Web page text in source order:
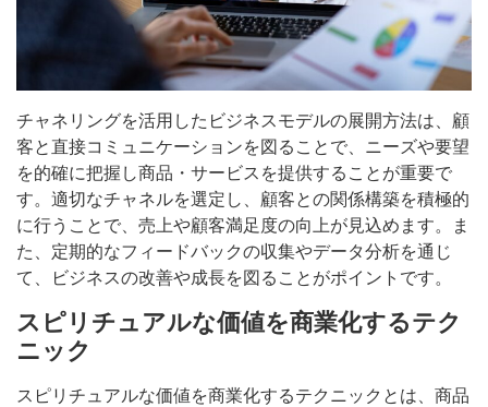
チャネリングを活用したビジネスモデルの展開方法は、顧
客と直接コミュニケーションを図ることで、ニーズや要望
を的確に把握し商品・サービスを提供することが重要で
す。適切なチャネルを選定し、顧客との関係構築を積極的
に行うことで、売上や顧客満足度の向上が見込めます。ま
た、定期的なフィードバックの収集やデータ分析を通じ
て、ビジネスの改善や成長を図ることがポイントです。
スピリチュアルな価値を商業化するテク
ニック
スピリチュアルな価値を商業化するテクニックとは、商品